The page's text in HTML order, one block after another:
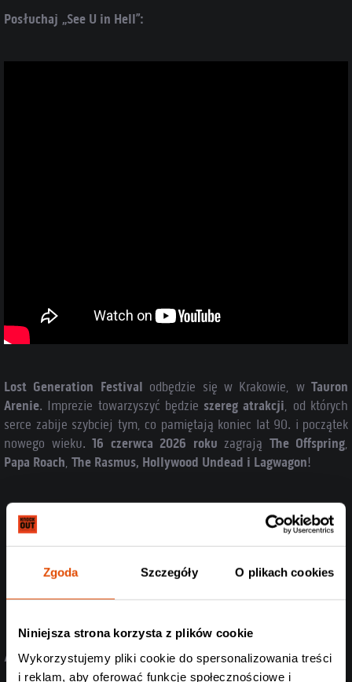
Zgoda Szczegóły O plikach cookies
Niniejsza strona korzysta z plików cookie
Wykorzystujemy pliki cookie do spersonalizowania treści
i reklam, aby oferować funkcje społecznościowe i
Posłuchaj „See U in Hell”:
Lost Generation Festival odbędzie się w Krakowie, w Tauron
Arenie. Imprezie towarzyszyć będzie szereg atrakcji, od których
serce zabije szybciej tym, co pamiętają koniec lat 90. i początek
nowego wieku. 16 czerwca 2026 roku zagrają The Offspring,
Papa Roach, The Rasmus, Hollywood Undead i Lagwagon!
Zobacz informacje o nadchodzącym koncercie Lost
Generation Festival: The Offspring
Kup bilet Lost Generation Festival: The Offspring
// PRZECZYTAJ RÓWNIEŻ